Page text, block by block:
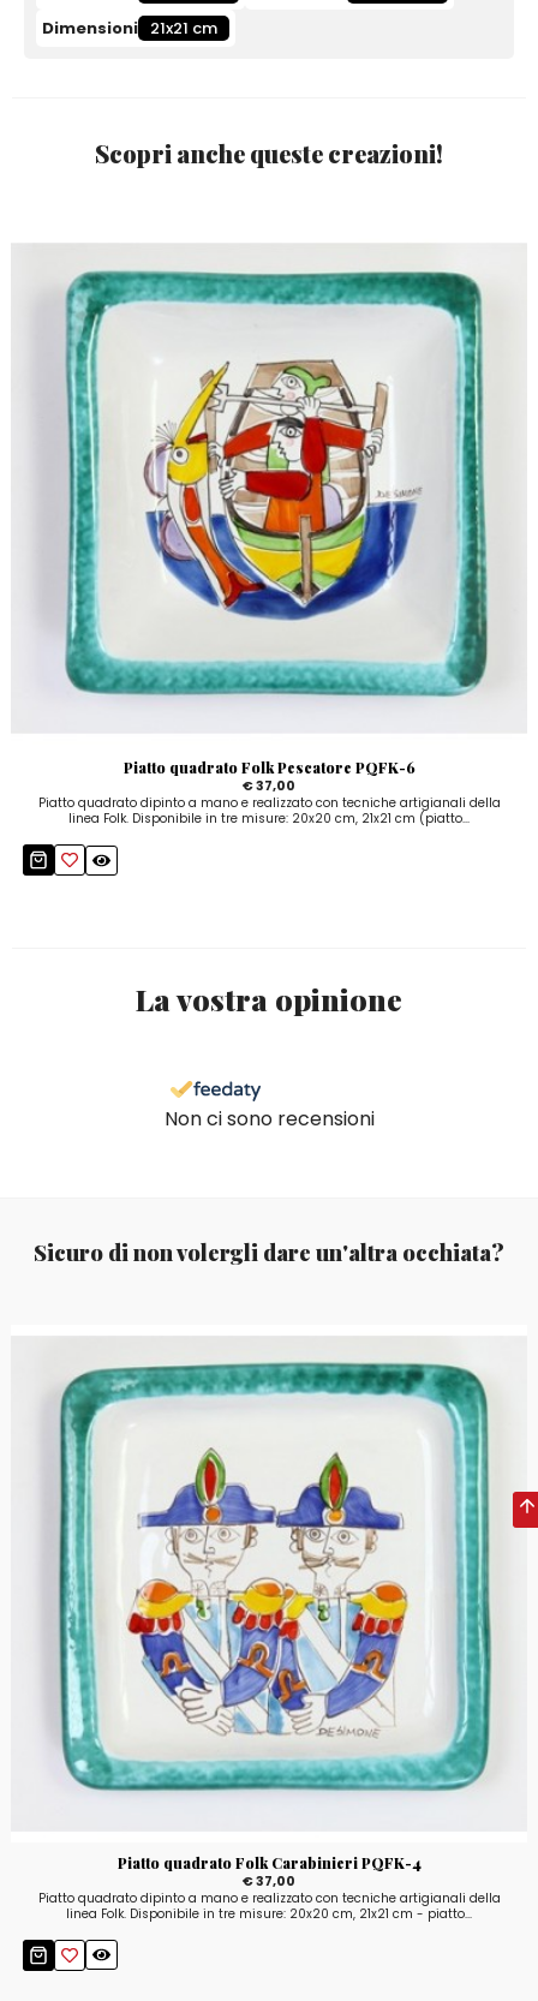
Dimensioni 21x21 cm
Scopri anche queste creazioni!
Piatto quadrato Folk Pescatore PQFK-6
€ 37,00
Piatto quadrato dipinto a mano e realizzato con tecniche artigianali della
linea Folk. Disponibile in tre misure: 20x20 cm, 21x21 cm (piatto...
La vostra opinione
Non ci sono recensioni
Sicuro di non volergli dare un'altra occhiata?
Piatto quadrato Folk Carabinieri PQFK-4
€ 37,00
Piatto quadrato dipinto a mano e realizzato con tecniche artigianali della
linea Folk. Disponibile in tre misure: 20x20 cm, 21x21 cm - piatto...